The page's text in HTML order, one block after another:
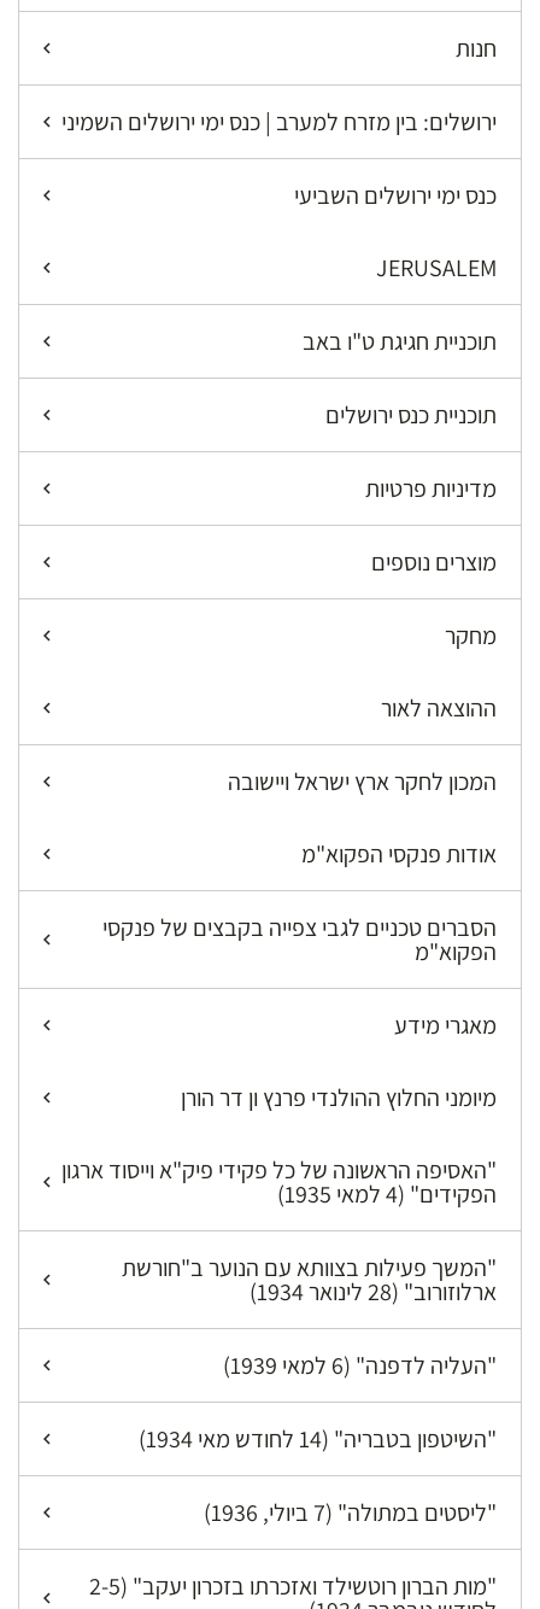
חנות
ירושלים: בין מזרח למערב | כנס ימי ירושלים השמיני
כנס ימי ירושלים השביעי
JERUSALEM
תוכניית חגיגת ט"ו באב
תוכניית כנס ירושלים
מדיניות פרטיות
מוצרים נוספים
מחקר
ההוצאה לאור
המכון לחקר ארץ ישראל ויישובה
אודות פנקסי הפקוא"מ
הסברים טכניים לגבי צפייה בקבצים של פנקסי
הפקוא"מ
מאגרי מידע
מיומני החלוץ ההולנדי פרנץ ון דר הורן
"האסיפה הראשונה של כל פקידי פיק"א וייסוד ארגון
הפקידים" (4 למאי 1935)
"המשך פעילות בצוותא עם הנוער ב"חורשת
ארלוזורוב" (28 לינואר 1934)
"העליה לדפנה" (6 למאי 1939)
"השיטפון בטבריה" (14 לחודש מאי 1934)
"ליסטים במתולה" (7 ביולי, 1936)
"מות הברון רוטשילד ואזכרתו בזכרון יעקב" (2-5